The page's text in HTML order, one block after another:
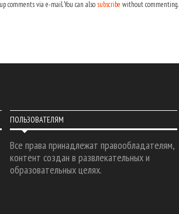
comments via e-mail. You can also subscribe without commenting.
ПОЛЬЗОВАТЕЛЯМ
Все права принадлежат правообладателям,
контент создан в развлекательных и
образовательных целях.